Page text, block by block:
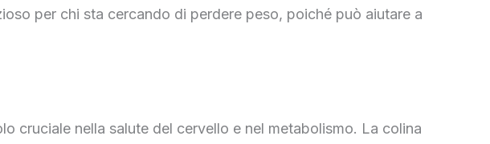
per chi sta cercando di perdere peso, poiché può aiutare a
cruciale nella salute del cervello e nel metabolismo. La colina